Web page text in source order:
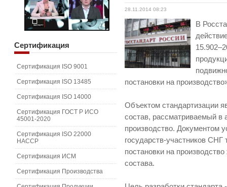
28.11.2014 08:23
В
постановки на
Объектом стандартизации
состав, рассматриваемый в
производство. Документом
государств-участников СНГ
постановки на
состава.
Сертификация
Сертификация ISO 9001
Сертификация ISO 13485
Сертификация ISO 14000
Сертификация ГОСТ Р ИСО
45001-2020
Сертификация ISO 22000
HACCP
Сертификация ИСМ
Сертификация Производства